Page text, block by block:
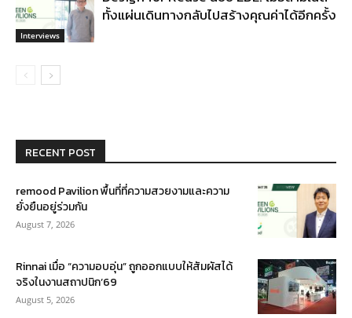
Interviews
ทั้งแผ่นเดินทางกลับไปสร้างคุณค่าได้อีกครั้ง
RECENT POST
remood Pavilion พื้นที่ที่ความสวยงามและความ
ยั่งยืนอยู่ร่วมกัน
August 7, 2026
Rinnai เมื่อ “ความอบอุ่น” ถูกออกแบบให้สัมผัสได้
จริงในงานสถาปนิก’69
August 5, 2026